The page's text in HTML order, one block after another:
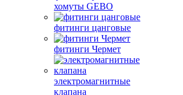
хомуты GEBO
фитинги цанговые
фитинги Чермет
электромагнитные
клапана